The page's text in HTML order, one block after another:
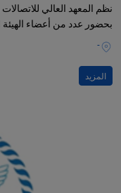
نظم المعهد العالي
بحضور عدد من أعضاء الهيئة
-
المزيد